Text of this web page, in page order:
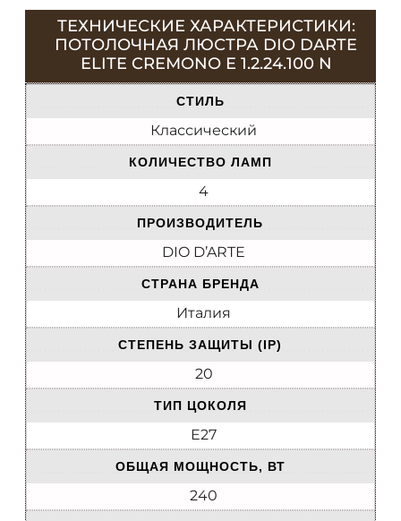
ТЕХНИЧЕСКИЕ ХАРАКТЕРИСТИКИ:
ПОТОЛОЧНАЯ ЛЮСТРА DIO DARTE
ELITE CREMONO E 1.2.24.100 N
СТИЛЬ
Классический
КОЛИЧЕСТВО ЛАМП
4
ПРОИЗВОДИТЕЛЬ
DIO D’ARTE
СТРАНА БРЕНДА
Италия
СТЕПЕНЬ ЗАЩИТЫ (IP)
20
ТИП ЦОКОЛЯ
E27
ОБЩАЯ МОЩНОСТЬ, ВТ
240